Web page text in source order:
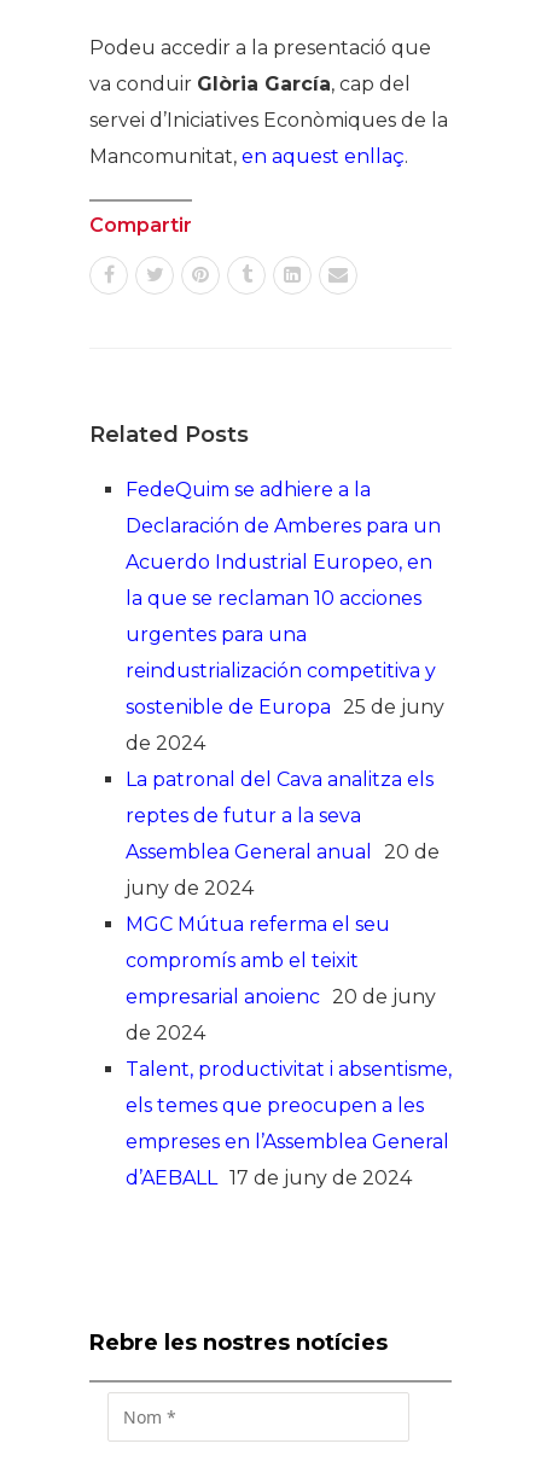
Podeu accedir a la presentació que
va conduir Glòria García, cap del
servei d’Iniciatives Econòmiques de la
Mancomunitat, en aquest enllaç.
Compartir
Related Posts
FedeQuim se adhiere a la
Declaración de Amberes para un
Acuerdo Industrial Europeo, en
la que se reclaman 10 acciones
urgentes para una
reindustrialización competitiva y
sostenible de Europa 25 de juny
de 2024
La patronal del Cava analitza els
reptes de futur a la seva
Assemblea General anual
20 de
juny de 2024
MGC Mútua referma el seu
compromís amb el teixit
empresarial anoienc 20 de juny
de 2024
Talent, productivitat i absentisme,
els temes que preocupen a les
empreses en l’Assemblea General
d’AEBALL 17 de juny de 2024
Rebre les nostres notícies